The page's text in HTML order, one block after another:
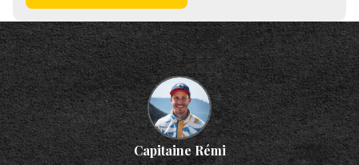
Capitaine Rémi